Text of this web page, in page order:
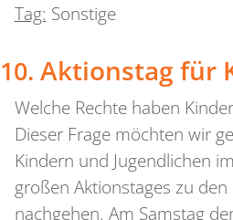
Tag: Sonstige
Aktionstag für
Welche Rechte haben
Dieser Frage möchten wir
Kindern und Jugendlichen
großen Aktionstages zu
nachgehen. Am Samstag